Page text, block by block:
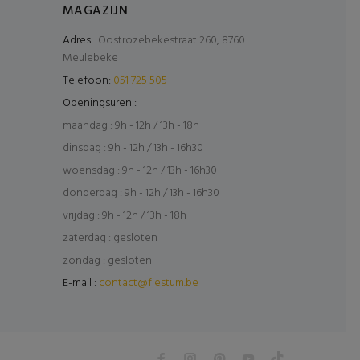
MAGAZIJN
Adres : Oostrozebekestraat 260, 8760
Meulebeke
Telefoon: 051 725 505
Openingsuren :
maandag : 9h - 12h / 13h - 18h
dinsdag : 9h - 12h / 13h - 16h30
woensdag : 9h - 12h / 13h - 16h30
donderdag : 9h - 12h / 13h - 16h30
vrijdag : 9h - 12h / 13h - 18h
zaterdag : gesloten
zondag : gesloten
E-mail : contact@fjestum.be